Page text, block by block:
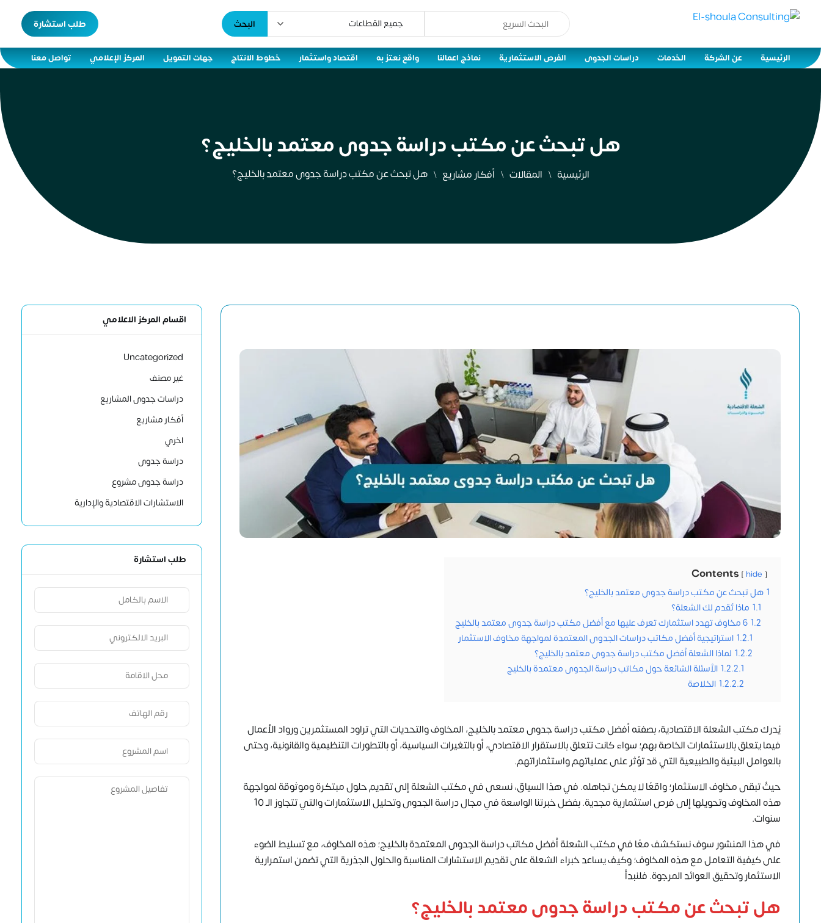
البحث طلب استشارة
الرئيسية عن الشركة الخدمات دراسات الجدوى الفرص الاستثمارية نماذج اعمالنا واقع نعتز به اقتصاد واستثمار خطوط الانتاج جهات التمويل المركز الإعلامي تواصل معنا
هل تبحث عن مكتب دراسة جدوى معتمد بالخليج؟
الرئيسية المقالات أفكار مشاريع هل تبحث عن مكتب دراسة جدوى معتمد بالخليج؟
Contents hide
1 هل تبحث عن مكتب دراسة جدوى معتمد بالخليج؟
1.1 ماذا تُقدم لك الشعلة؟
1.2 6 مخاوف تهدد استثمارك تعرف عليها مع أفضل مكتب دراسة جدوى معتمد بالخليج
1.2.1 استراتيجية أفضل مكاتب دراسات الجدوى المعتمدة لمواجهة مخاوف الاستثمار
1.2.2 لماذا الشعلة أفضل مكتب دراسة جدوى معتمد بالخليج؟
1.2.2.1 الأسئلة الشائعة حول مكاتب دراسة الجدوى معتمدة بالخليج
1.2.2.2 الخلاصة
يُدركمكتب الشعلة الاقتصادية، بصفته أفضل مكتب دراسة جدوى معتمد بالخليج، المخاوف والتحديات التي تراود المستثمرين ورواد الأعمال
فيما يتعلق بالاستثمارات الخاصة بهم؛ سواء كانت تتعلق بالاستقرار الاقتصادي، أو بالتغيرات السياسية، أو بالتطورات التنظيمية والقانونية، وحتى
بالعوامل البيئية والطبيعية التي قد تؤثر على عملياتهم واستثماراتهم.
حيثُ تبقى مخاوف الاستثمار؛ واقعًا لا يمكن تجاهله. في هذا السياق، نسعى في مكتب الشعلة إلى تقديم حلول مبتكرة وموثوقة لمواجهة
هذه المخاوف وتحويلها إلى فرص استثمارية مجدية. بفضل خبرتنا الواسعة في مجال دراسة الجدوى وتحليل الاستثمارات والتي تتجاوز الـ 10
سنوات.
في هذا المنشور سوف نستكشف معًا في مكتب الشعلة أفضل مكاتب دراسة الجدوى المعتمدة بالخليج؛ هذه المخاوف، مع تسليط الضوء
على كيفية التعامل مع هذه المخاوف؛ وكيف يساعد خبراء الشعلة على تقديم الاستشارات المناسبة والحلول الجذرية التي تضمن استمرارية
الاستثمار وتحقيق العوائد المرجوة. فلنبدأ
هل تبحث عن مكتب دراسة جدوى معتمد بالخليج؟
اقسام المركز الاعلامي
Uncategorized
غير مصنف
دراسات جدوى المشاريع
أفكار مشاريع
اخري
دراسة جدوى
دراسة جدوى مشروع
الاستشارات الاقتصادية والإدارية
طلب استشارة